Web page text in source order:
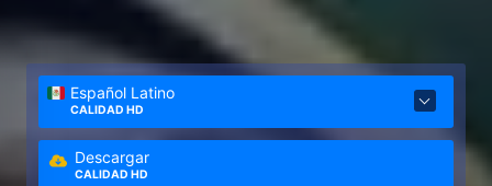
un verdadero creyente a medida que se ponen a
prueba sus límites personales.
Español Latino
CALIDAD HD
Descargar
CALIDAD HD